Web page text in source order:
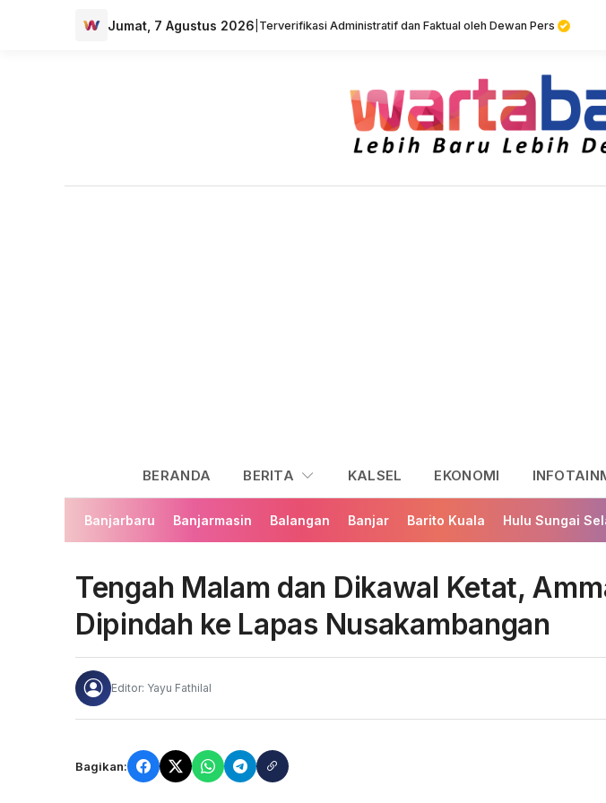
Jumat, 7 Agustus 2026 Terverifikasi Administratif dan Faktual oleh Dewan Pers
BERANDA BERITA KALSEL EKONOMI
Banjarbaru Banjarmasin Balangan Banjar Barito Kuala Hulu Sungai
Tengah Malam dan Dikawal Ketat,
Dipindah ke Lapas Nusakambangan
Editor: Yayu Fathilal
Bagikan: